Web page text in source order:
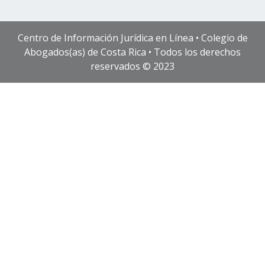
Centro de Información Jurídica en Línea • Colegio de
Abogados(as) de Costa Rica • Todos los derechos
reservados © 2023